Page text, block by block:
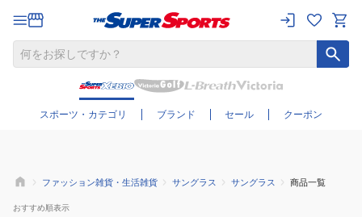
スポーツ・カテゴリ ブランド セール クーポン
さらに絞り込む
ファッション雑貨・生活雑貨 サングラス サングラス 商品一覧
おすすめ順表示